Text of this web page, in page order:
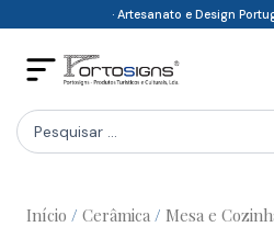
content
· Artesanato e Design
Search
...
Início / Cerâmica / Mesa e